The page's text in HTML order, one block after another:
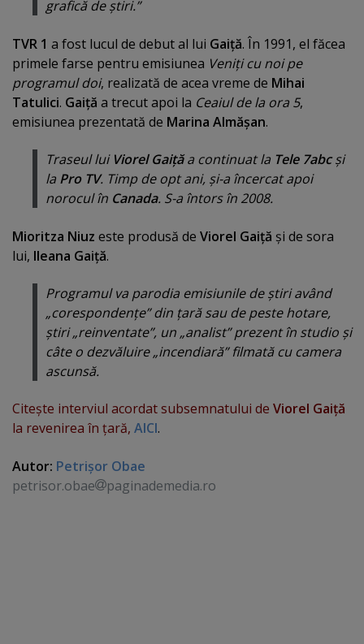
grafică de ştiri.”
TVR 1 a fost lucul de debut al lui Gaiţă. În 1991, el făcea
primele farse pentru emisiunea Veniţi cu noi pe
programul doi, realizată de acea vreme de Mihai
Tatulici. Gaiţă a trecut apoi la Ceaiul de la ora 5,
emisiunea prezentată de Marina Almăşan.
Traseul lui Viorel Gaiţăa continuat la Tele 7abcşi
la Pro TV. Timp de opt ani, şi-a încercat apoi
norocul în Canada. S-a întors în 2008.
Mioritza Niuz este produsă de Viorel Gaiţă şi de sora
lui, Ileana Gaiţă.
Programul va parodia emisiunile de ştiri având
„corespondenţe” din ţară sau de peste hotare,
ştiri „reinventate”, un „analist” prezent în studio şi
câte o dezvăluire „incendiară” filmată cu camera
ascunsă.
Citeşte interviul acordat subsemnatului de Viorel Gaiţă
la revenirea în ţară, AICI.
Autor: Petrişor Obae
petrisor.obae
paginademedia.ro